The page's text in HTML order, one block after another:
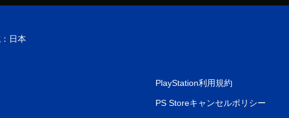
日本
PlayStation利用規約
PS Storeキャンセルポリシー